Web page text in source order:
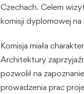
Czechach. Celem
komisji dyplomowej
Komisja miała
Architektury
pozwolił na
prowadzenia prac